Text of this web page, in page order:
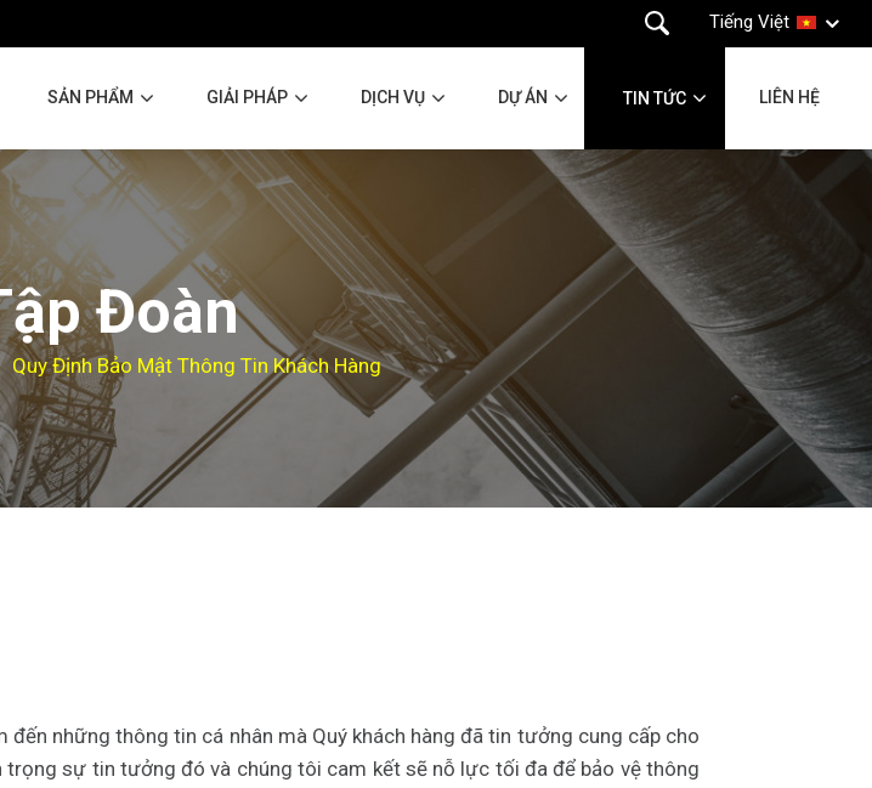
Tiếng Việt
SẢN PHẨM GIẢI PHÁP DỊCH VỤ DỰ ÁN TIN TỨC LIÊN HỆ
Đoàn
Quy Định Bảo Mật Thông Tin Khách Hàng
đến những thông tin cá nhân mà Quý khách hàng đã tin tưởng cung cấp cho
sự tin tưởng đó và chúng tôi cam kết sẽ nỗ lực tối đa để bảo vệ thông